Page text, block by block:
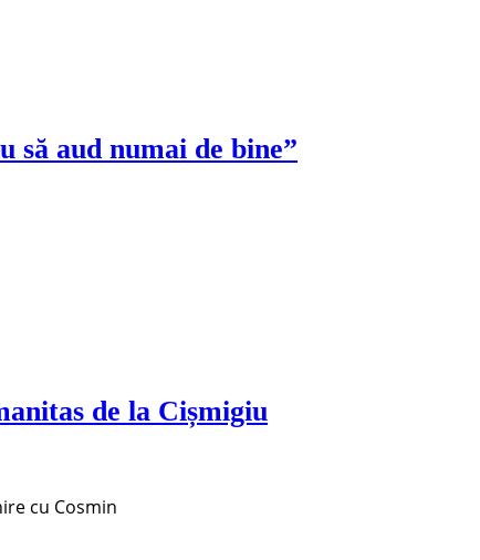
să aud numai de bine”
de la Cișmigiu
cu Cosmin